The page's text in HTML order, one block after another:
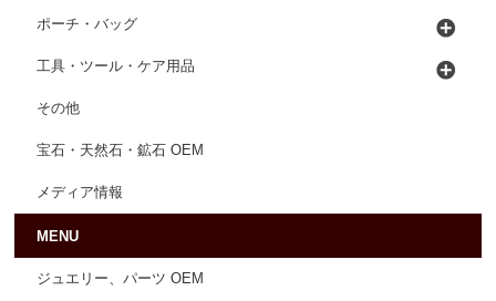
ポーチ・バッグ
工具・ツール・ケア用品
その他
宝石・天然石・鉱石 OEM
メディア情報
MENU
ジュエリー、パーツ OEM